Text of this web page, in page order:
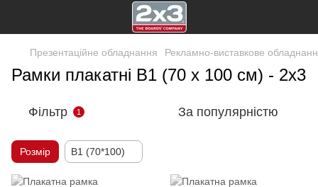
Презентаційне обладнання Рекламно-виставкове
Рамки плакатні B1 (70 х 100 см) - 2х3
Фільтр 1 За популярністю
Розмір B1 (70*100)